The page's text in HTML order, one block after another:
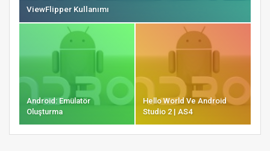
ViewFlipper Kullanımı
Android: Emülatör
Oluşturma
Hello World Ve Android
Studio 2 | AS4